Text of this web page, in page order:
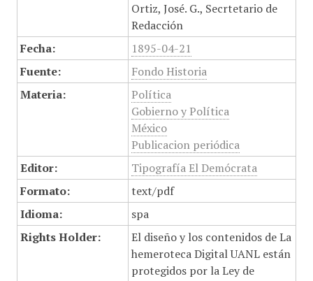
Ortiz, José. G., Secrtetario de
Redacción
Fecha:
1895-04-21
Fuente:
Fondo Historia
Materia:
Política
Gobierno y Política
México
Publicacion periódica
Editor:
Tipografía El Demócrata
Formato:
text/pdf
Idioma:
spa
Rights Holder:
El diseño y los contenidos de La
hemeroteca Digital UANL están
protegidos por la Ley de